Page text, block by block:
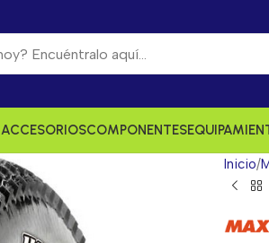
ACCESORIOSCOMPONENTES
Inicio